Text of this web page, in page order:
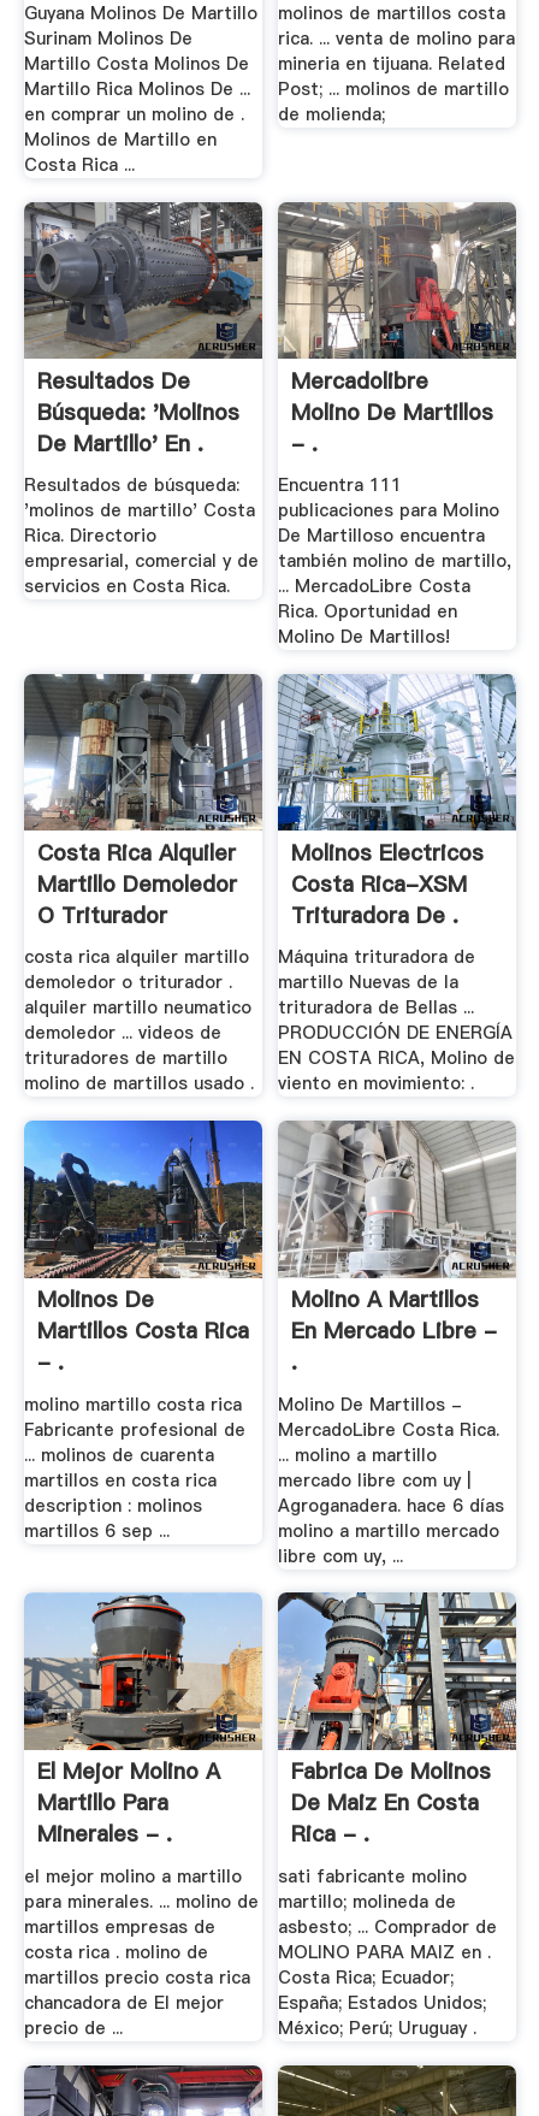
Guyana Molinos De Martillo
Surinam Molinos De
Martillo Costa Molinos De
Martillo Rica Molinos De ...
en comprar un molino de .
Molinos de Martillo en
Costa Rica ...
molinos de martillos costa
rica. ... venta de molino para
mineria en tijuana. Related
Post; ... molinos de martillo
de molienda;
Resultados De
Búsqueda: 'molinos
De Martillo' En .
Resultados de búsqueda:
'molinos de martillo' Costa
Rica. Directorio
empresarial, comercial y de
servicios en Costa Rica.
Mercadolibre
Molino De Martillos
- .
Encuentra 111
publicaciones para Molino
De Martilloso encuentra
también molino de martillo,
... MercadoLibre Costa
Rica. Oportunidad en
Molino De Martillos!
Costa Rica Alquiler
Martillo Demoledor
O Triturador
costa rica alquiler martillo
demoledor o triturador .
alquiler martillo neumatico
demoledor ... videos de
trituradores de martillo
molino de martillos usado .
Molinos Electricos
Costa Rica-XSM
Trituradora De .
Máquina trituradora de
martillo Nuevas de la
trituradora de Bellas ...
PRODUCCIÓN DE ENERGÍA
EN COSTA RICA, Molino de
viento en movimiento: .
Molinos De
Martillos Costa Rica
- .
molino martillo costa rica
Fabricante profesional de
... molinos de cuarenta
martillos en costa rica
description : molinos
martillos 6 sep ...
Molino A Martillos
En Mercado Libre -
.
Molino De Martillos -
MercadoLibre Costa Rica.
... molino a martillo
mercado libre com uy |
Agroganadera. hace 6 días
molino a martillo mercado
libre com uy, ...
El Mejor Molino A
Martillo Para
Minerales - .
el mejor molino a martillo
para minerales. ... molino de
martillos empresas de
costa rica . molino de
martillos precio costa rica
chancadora de El mejor
precio de ...
Fabrica De Molinos
De Maiz En Costa
Rica - .
sati fabricante molino
martillo; molineda de
asbesto; ... Comprador de
MOLINO PARA MAIZ en .
Costa Rica; Ecuador;
España; Estados Unidos;
México; Perú; Uruguay .